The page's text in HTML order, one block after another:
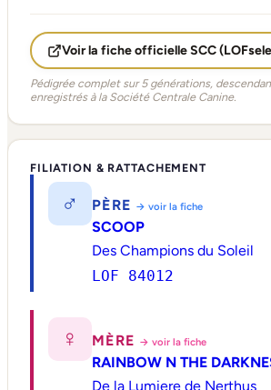
Voir la fiche officielle SCC
Pédigrée complet sur 5 générations,
enregistrés à la Société Centrale Canine.
FILIATION & RATTACHEMENT
♂ PÈRE → voir la fiche
SCOOP
Des Champions du Soleil
LOF 84012
♀ MÈRE → voir la fiche
RAINBOW N THE
De la Lumiere de Nerthus